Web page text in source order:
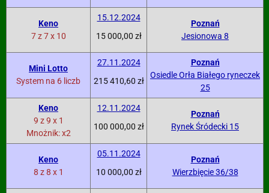
Keno
7 z 7 x 10
15.12.2024
15 000,00 zł
Poznań
Jesionowa 8
Mini Lotto
System na 6 liczb
27.11.2024
215 410,60 zł
Poznań
Osiedle Orła Białego ryneczek
25
Keno
9 z 9 x 1
Mnożnik: x2
12.11.2024
100 000,00 zł
Poznań
Rynek Śródecki 15
Keno
8 z 8 x 1
05.11.2024
10 000,00 zł
Poznań
Wierzbięcie 36/38